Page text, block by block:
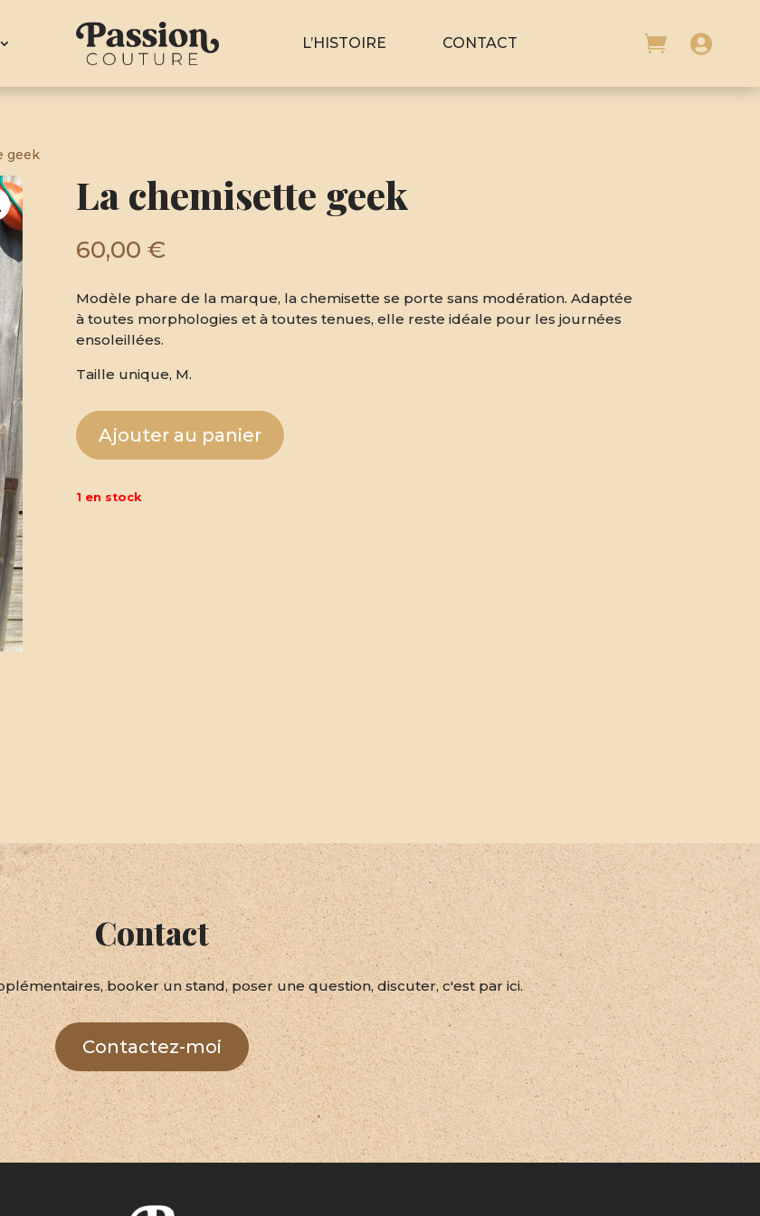
L’HISTOIRE CONTACT 

geek
La chemisette geek
60,00€
Modèle phare de la marque, la chemisette se porte sans modération. Adaptée
à toutes morphologies et à toutes tenues, elle reste idéale pour les journées
ensoleillées.
Taille unique, M.
Ajouter au panier
1 en stock
Contact
booker un stand, poser une question, discuter, c'est par ici.
Contactez-moi